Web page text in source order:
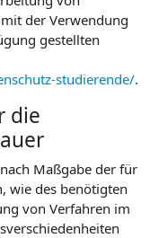
der Verwendung
gestellten
studierende/.
die
Maßgabe der für
wie des benötigten
von Verfahren im